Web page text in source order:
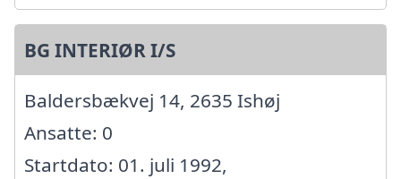
BG INTERIØR I/S
Baldersbækvej 14, 2635 Ishøj
Ansatte: 0
Startdato: 01. juli 1992,